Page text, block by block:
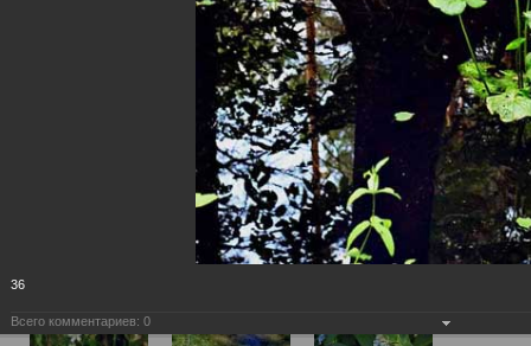
36
Всего комментариев: 0